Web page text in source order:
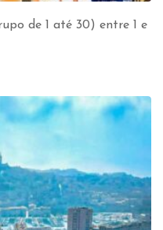
de 1 até 30) entre 1 e